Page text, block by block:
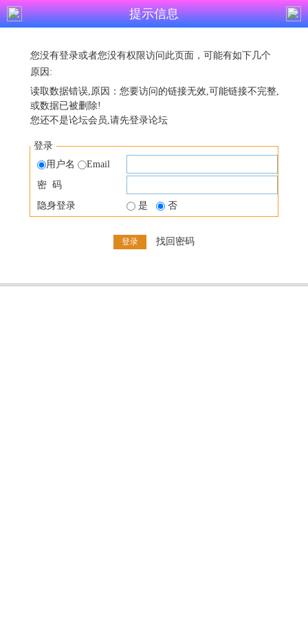
提示信息
您没有登录或者您没有权限访问此页面，可能有如下几个
原因:
读取数据错误,原因：您要访问的链接无效,可能链接不完整,
或数据已被删除!
您还不是论坛会员,请先登录论坛
登录
用户名
Email
密 码
隐身登录
是 否
找回密码